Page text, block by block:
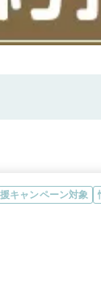
キャンペーン対象